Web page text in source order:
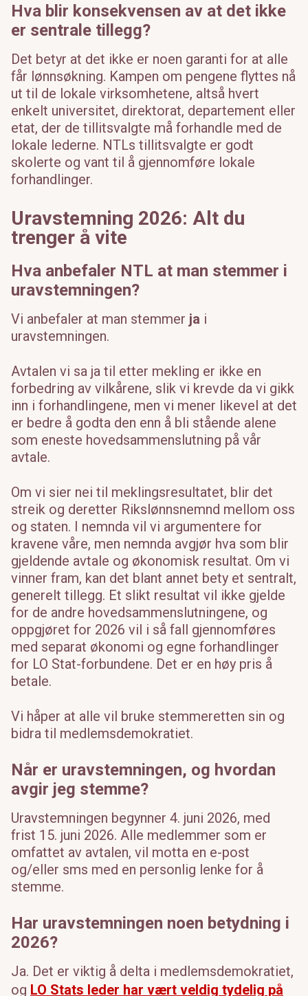
Hva blir konsekvensen av at det ikke
er sentrale tillegg?
Det betyr at det ikke er noen garanti for at alle
får lønnsøkning. Kampen om pengene flyttes nå
ut til de lokale virksomhetene, altså hvert
enkelt universitet, direktorat, departement eller
etat, der de tillitsvalgte må forhandle med de
lokale lederne. NTLs tillitsvalgte er godt
skolerte og vant til å gjennomføre lokale
forhandlinger.
Uravstemning 2026: Alt du
trenger å vite
Hva anbefaler NTL at man stemmer i
uravstemningen?
Vi anbefaler at man stemmer ja i
uravstemningen.
Avtalen vi sa ja til etter mekling er ikke en
forbedring av vilkårene, slik vi krevde da vi gikk
inn i forhandlingene, men vi mener likevel at det
er bedre å godta den enn å bli stående alene
som eneste hovedsammenslutning på vår
avtale.
Om vi sier nei til meklingsresultatet, blir det
streik og deretter Rikslønnsnemnd mellom oss
og staten. I nemnda vil vi argumentere for
kravene våre, men nemnda avgjør hva som blir
gjeldende avtale og økonomisk resultat. Om vi
vinner fram, kan det blant annet bety et sentralt,
generelt tillegg. Et slikt resultat vil ikke gjelde
for de andre hovedsammenslutningene, og
oppgjøret for 2026 vil i så fall gjennomføres
med separat økonomi og egne forhandlinger
for LO Stat-forbundene. Det er en høy pris å
betale.
Vi håper at alle vil bruke stemmeretten sin og
bidra til medlemsdemokratiet.
Når er uravstemningen, og hvordan
avgir jeg stemme?
Uravstemningen begynner 4. juni 2026, med
frist 15. juni 2026. Alle medlemmer som er
omfattet av avtalen, vil motta en e-post
og/eller sms med en personlig lenke for å
stemme.
Har uravstemningen noen betydning i
2026?
Ja. Det er viktig å delta i medlemsdemokratiet,
og LO Stats leder har vært veldig tydelig på